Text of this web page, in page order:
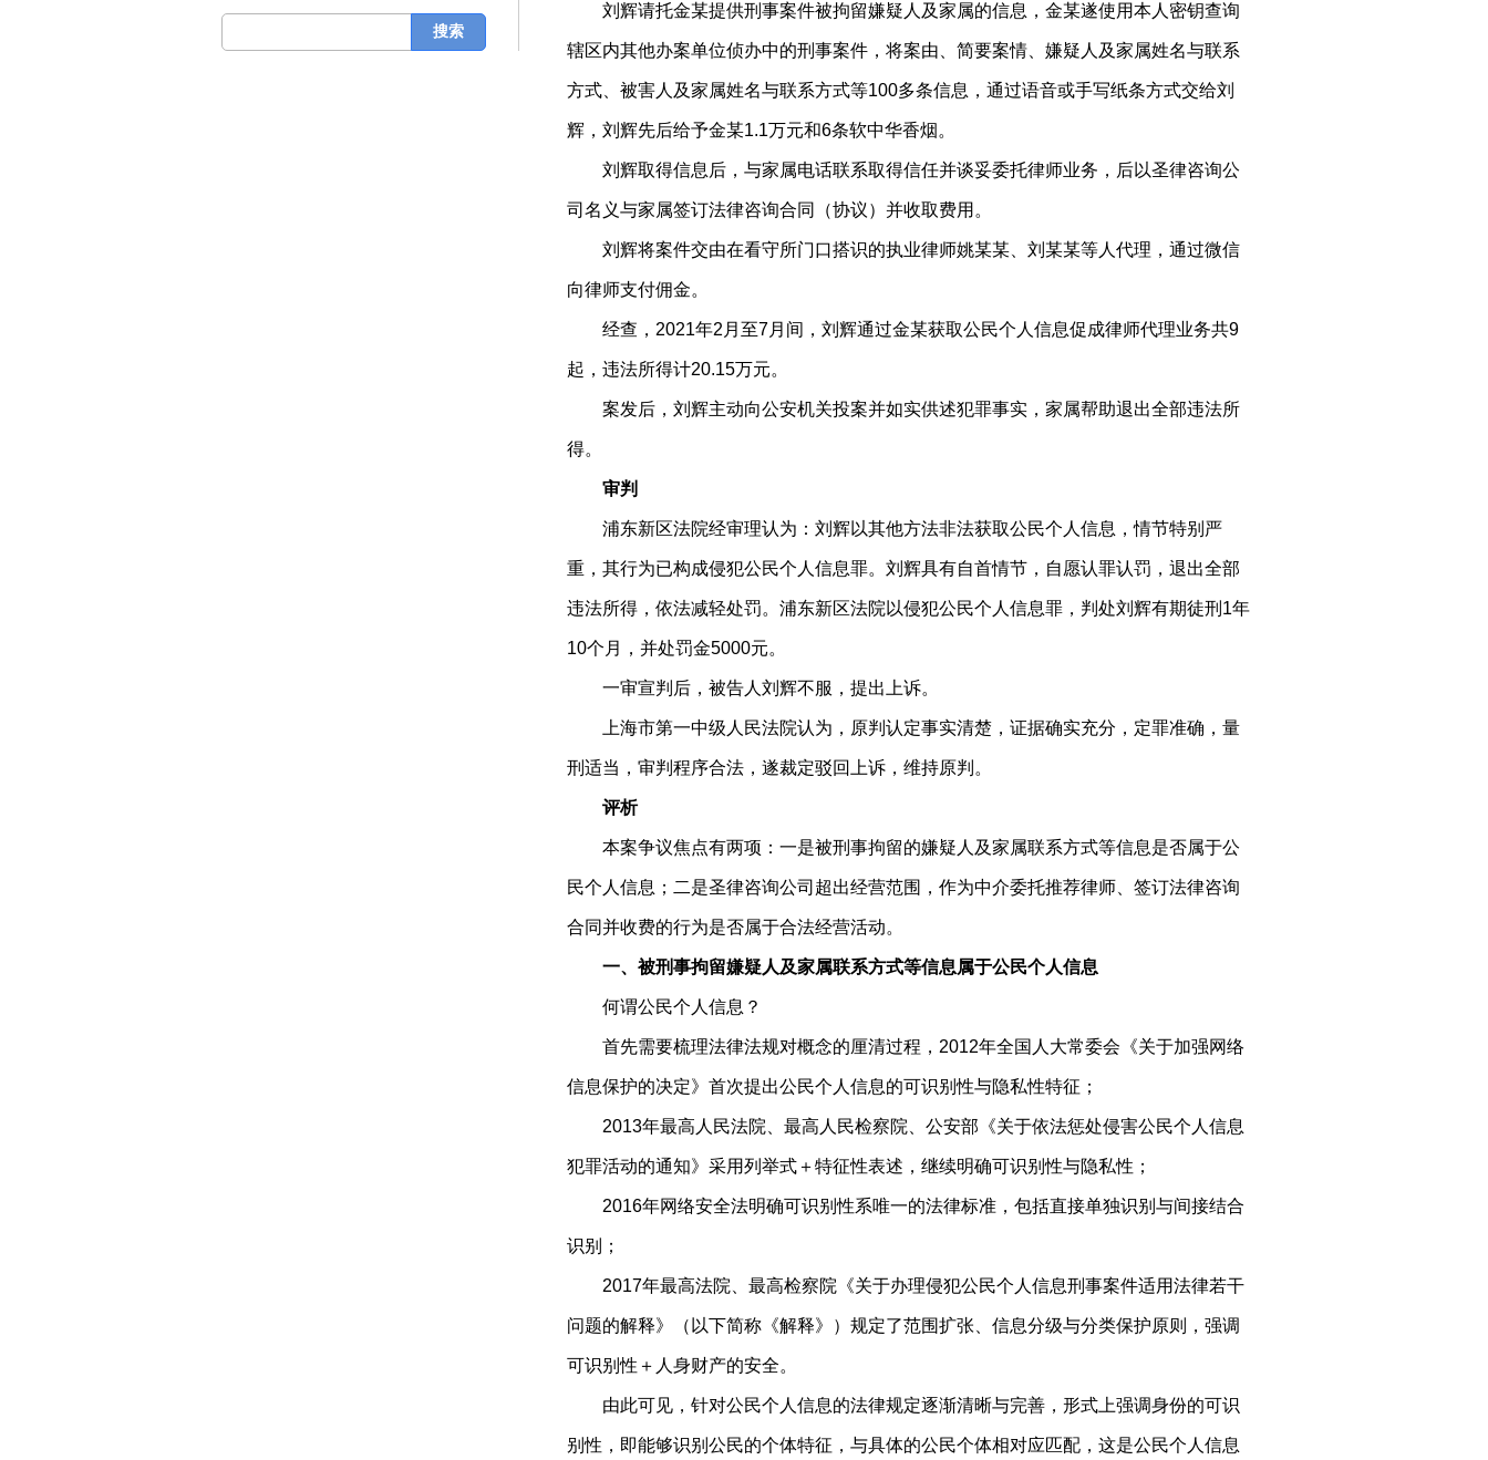
刘辉请托金某提供刑事案件被拘留嫌疑人及家属的信息，金某遂使用本人密钥查询
辖区内其他办案单位侦办中的刑事案件，将案由、简要案情、嫌疑人及家属姓名与联系
方式、被害人及家属姓名与联系方式等100多条信息，通过语音或手写纸条方式交给刘
辉，刘辉先后给予金某1.1万元和6条软中华香烟。
刘辉取得信息后，与家属电话联系取得信任并谈妥委托律师业务，后以圣律咨询公
司名义与家属签订法律咨询合同（协议）并收取费用。
刘辉将案件交由在看守所门口搭识的执业律师姚某某、刘某某等人代理，通过微信
向律师支付佣金。
经查，2021年2月至7月间，刘辉通过金某获取公民个人信息促成律师代理业务共9
起，违法所得计20.15万元。
案发后，刘辉主动向公安机关投案并如实供述犯罪事实，家属帮助退出全部违法所
得。
审判
浦东新区法院经审理认为：刘辉以其他方法非法获取公民个人信息，情节特别严
重，其行为已构成侵犯公民个人信息罪。刘辉具有自首情节，自愿认罪认罚，退出全部
违法所得，依法减轻处罚。浦东新区法院以侵犯公民个人信息罪，判处刘辉有期徒刑1年
10个月，并处罚金5000元。
一审宣判后，被告人刘辉不服，提出上诉。
上海市第一中级人民法院认为，原判认定事实清楚，证据确实充分，定罪准确，量
刑适当，审判程序合法，遂裁定驳回上诉，维持原判。
评析
本案争议焦点有两项：一是被刑事拘留的嫌疑人及家属联系方式等信息是否属于公
民个人信息；二是圣律咨询公司超出经营范围，作为中介委托推荐律师、签订法律咨询
合同并收费的行为是否属于合法经营活动。
一、被刑事拘留嫌疑人及家属联系方式等信息属于公民个人信息
何谓公民个人信息？
首先需要梳理法律法规对概念的厘清过程，2012年全国人大常委会《关于加强网络
信息保护的决定》首次提出公民个人信息的可识别性与隐私性特征；
2013年最高人民法院、最高人民检察院、公安部《关于依法惩处侵害公民个人信息
犯罪活动的通知》采用列举式＋特征性表述，继续明确可识别性与隐私性；
2016年网络安全法明确可识别性系唯一的法律标准，包括直接单独识别与间接结合
识别；
2017年最高法院、最高检察院《关于办理侵犯公民个人信息刑事案件适用法律若干
问题的解释》（以下简称《解释》）规定了范围扩张、信息分级与分类保护原则，强调
可识别性＋人身财产的安全。
由此可见，针对公民个人信息的法律规定逐渐清晰与完善，形式上强调身份的可识
别性，即能够识别公民的个体特征，与具体的公民个体相对应匹配，这是公民个人信息